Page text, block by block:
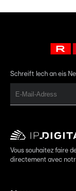
Schreift Iech an eis
Vous souhaitez faire
directement avec